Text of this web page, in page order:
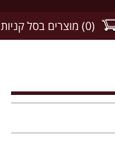
(
0
) מוצרים בסל קניות